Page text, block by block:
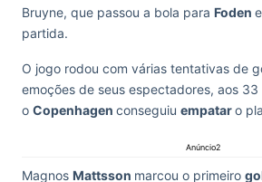
Bruyne, que passou a bola para Foden
partida.
O jogo rodou com várias tentativas de
emoções de seus espectadores, aos 33
o Copenhagen conseguiu empataro
Anúncio2
Magnos Mattsson marcou o primeiro